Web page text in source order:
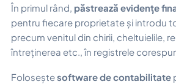
În primul rând, păstrează evidențe
pentru fiecare proprietate și introdu
precum venitul din chirii, cheltuielile,
întreținerea etc., în registrele
Foloseștesoftware de contabilitate